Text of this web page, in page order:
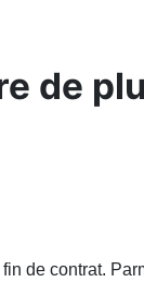
de
de contrat.